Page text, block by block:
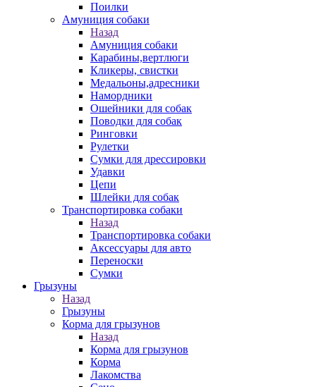
Поилки
Амуниция собаки
Назад
Амуниция собаки
Карабины,вертлюги
Кликеры, свистки
Медальоны,адресники
Намордники
Ошейники для собак
Поводки для собак
Ринговки
Рулетки
Сумки для дрессировки
Удавки
Цепи
Шлейки для собак
Транспортировка собаки
Назад
Транспортировка собаки
Аксессуары для авто
Переноски
Сумки
Грызуны
Назад
Грызуны
Корма для грызунов
Назад
Корма для грызунов
Корма
Лакомства